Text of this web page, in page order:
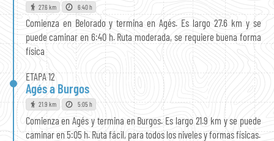
27.6 km 6:40 h
Comienza en Belorado y termina en Agés. Es largo 27.6 km y se
puede caminar en 6:40 h. Ruta moderada, se requiere buena forma
física
ETAPA 12
Agés a Burgos
21.9 km 5:05 h
Comienza en Agés y termina en Burgos. Es largo 21.9 km y se puede
caminar en 5:05 h. Ruta fácil, para todos los niveles y formas físicas.